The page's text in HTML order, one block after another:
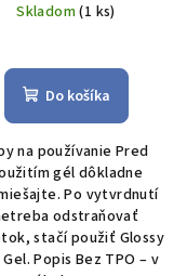
Skladom(1 ks)
Do košíka
na používanie Pred
gél dôkladne
Po vytvrdnutí
odstraňovať
stačí použiť Glossy
Popis Bez TPO – v